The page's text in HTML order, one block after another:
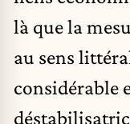
là que la
au sens
considérable